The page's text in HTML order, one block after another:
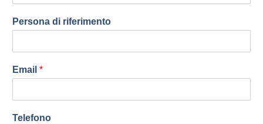
Persona di riferimento
Email *
Telefono